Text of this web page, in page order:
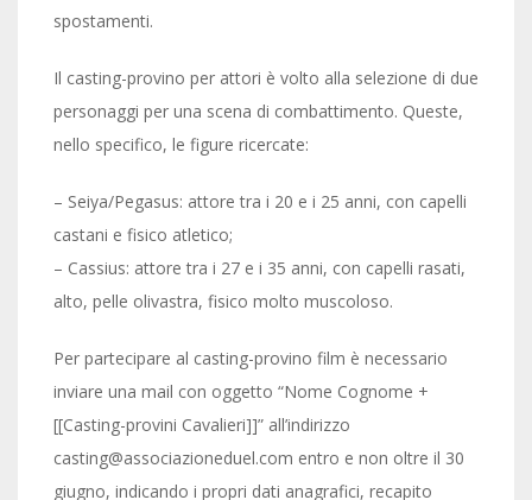
spostamenti.
Il casting-provino per attori è volto alla selezione di due
personaggi per una scena di combattimento. Queste,
nello specifico, le figure ricercate:
– Seiya/Pegasus: attore tra i 20 e i 25 anni, con capelli
castani e fisico atletico;
– Cassius: attore tra i 27 e i 35 anni, con capelli rasati,
alto, pelle olivastra, fisico molto muscoloso.
Per partecipare al casting-provino film è necessario
inviare una mail con oggetto “Nome Cognome +
[[Casting-provini Cavalieri]]” all’indirizzo
casting@associazioneduel.com entro e non oltre il 30
giugno, indicando i propri dati anagrafici, recapito